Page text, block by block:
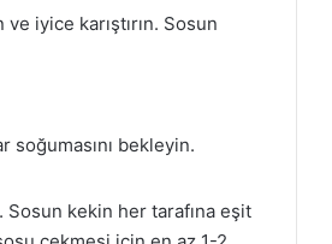
iyice karıştırın. Sosun
soğumasını bekleyin.
Sosun kekin her tarafına eşit